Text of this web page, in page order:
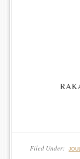
Filed Under: